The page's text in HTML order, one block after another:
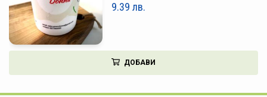
ЯДКИ И ТАХАНИ
ВЕГАН ПРОДУКТИ
РАСТИТЕЛНИ МАСЛА И ОЦЕТ
9.39 лв.
ДОБАВИ